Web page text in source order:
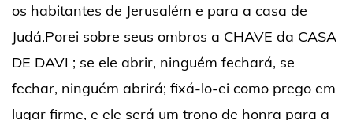
os habitantes de Jerusalém e para a casa de
Judá.Porei sobre seus ombros a CHAVE da CASA
DE DAVI ; se ele abrir, ninguém fechará, se
fechar, ninguém abrirá; fixá-lo-ei como prego em
lugar firme, e ele será um trono de honra para a